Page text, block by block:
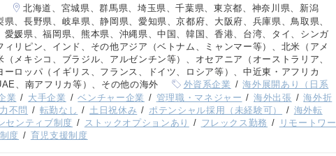
北海道、宮城県、群馬県、埼玉県、千葉県、東京都、神奈川県、新潟
、長野県、岐阜県、静岡県、愛知県、京都府、大阪府、兵庫県、鳥取県、
愛媛県、福岡県、熊本県、沖縄県、中国、韓国、香港、台湾、タイ、シンガ
ィリピン、インド、その他アジア（ベトナム、ミャンマー等）、北米（アメ
（メキシコ、ブラジル、アルゼンチン等）、オセアニア（オーストラリア、
ーロッパ（イギリス、フランス、ドイツ、ロシア等）、中近東・アフリカ
、南アフリカ等）、その他の海外
外資系企業
海外展開あり（日系
業 大手企業 ベンチャー企業 管理職・マネジャー 海外出張
海外折
不問 転勤なし 土日祝休み ポテンシャル採用（未経験可）
海外転
センティブ制度 ストックオプションあり フレックス勤務
リモートワー
度 育児支援制度